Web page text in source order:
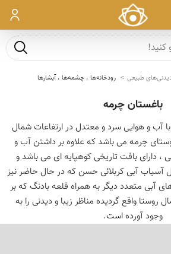
ورود
جست و
طبیعی رودخانه‌ها ، چشمه‌ها ، آبشارها
باغستان چرمه
آب و هوایی سرد و معتدل در ارتفاعات شمال
چرمه می باشد که علاوه بر داشتن آب و
، دارای بافت تاریخی کوهپایه ای می باشد و
آسیاب آبی کربلائی حسن که در حال حاضر نیز
آبی متعدد دیگر به همراه قلعه بادنگ که بر
روستا واقع گردیده مناظر زیبا و دیدنی را به
وجود آورده است.